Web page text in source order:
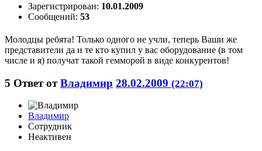
Зарегистрирован: 10.01.2009
Сообщений: 53
Молодцы ребята! Только одного не учли, теперь Ваши же
представители да и те кто купил у вас оборудование (в том
числе и я) получат такой гемморой в виде конкурентов!
5 Ответ отВладимир 28.02.2009 (22:07)
Владимир
Сотрудник
Неактивен